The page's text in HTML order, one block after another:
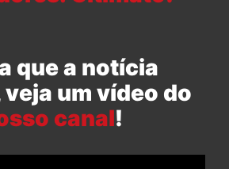
que a notícia
um vídeo do
canal!